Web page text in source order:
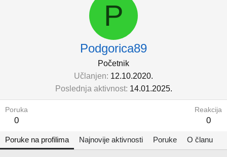
P
Podgorica89
Početnik
Učlanjen 12.10.2020.
Poslednja aktivnost 14.01.2025.
Poruka
0
Reakcija
0
Poruke na profilima Najnovije aktivnosti Poruke O članu